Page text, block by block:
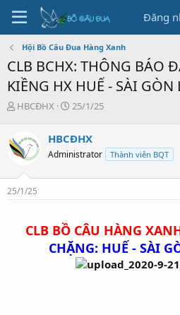
Đăng
Hội Bồ Câu Đua Hàng Xanh
CLB BCHX: THÔNG BÁO
KIỀNG HX HUẾ - SÀI GÒN
T
e
a
s
t
HBCĐHX
N
y
g
i
25/1/25
HBCĐHX
Administrator Thành viên BQT
25/1/25
CLB BỒ CÂU HÀNG
CHẶNG: HUẾ - SÀI